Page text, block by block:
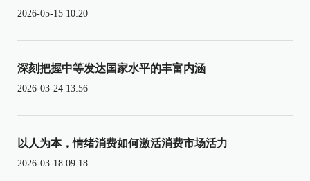
2026-05-15 10:20
深刻把握中等发达国家水平的丰富内涵
2026-03-24 13:56
以人为本，情绪消费如何激活消费市场活力
2026-03-18 09:18